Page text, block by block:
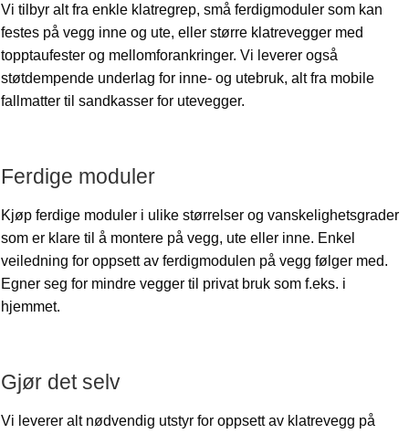
Vi tilbyr alt fra enkle klatregrep, små ferdigmoduler som kan
festes på vegg inne og ute, eller større klatrevegger med
topptaufester og mellomforankringer. Vi leverer også
støtdempende underlag for inne- og utebruk, alt fra mobile
fallmatter til sandkasser for utevegger.
Ferdige moduler
Kjøp ferdige moduler i ulike størrelser og vanskelighetsgrader
som er klare til å montere på vegg, ute eller inne. Enkel
veiledning for oppsett av ferdigmodulen på vegg følger med.
Egner seg for mindre vegger til privat bruk som f.eks. i
hjemmet.
Gjør det selv
Vi leverer alt nødvendig utstyr for oppsett av klatrevegg på